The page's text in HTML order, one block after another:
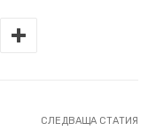
СЛЕДВАЩА СТАТИЯ